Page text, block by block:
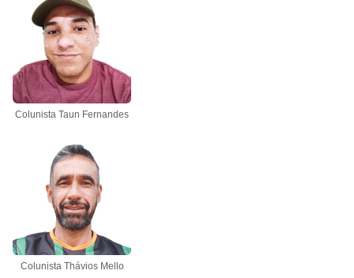
Colunista Taun Fernandes
Colunista Thávios Mello